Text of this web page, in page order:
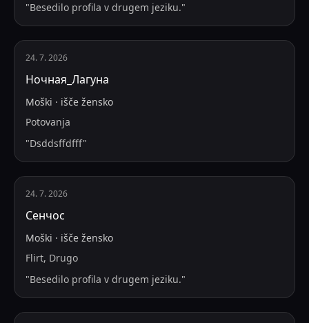
"Besedilo profila v drugem jeziku."
24. 7. 2026
Ночная_Лагуна
Moški · išče žensko
Potovanja
"Dsddsffdfff"
24. 7. 2026
Сенчос
Moški · išče žensko
Flirt, Drugo
"Besedilo profila v drugem jeziku."